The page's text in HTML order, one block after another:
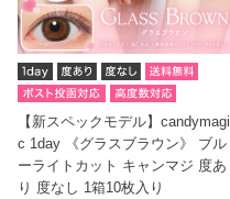
【新スペックモデル】candymagi
c 1day 《グラスブラウン》 ブル
ーライトカット キャンマジ 度あ
り 度なし 1箱10枚入り